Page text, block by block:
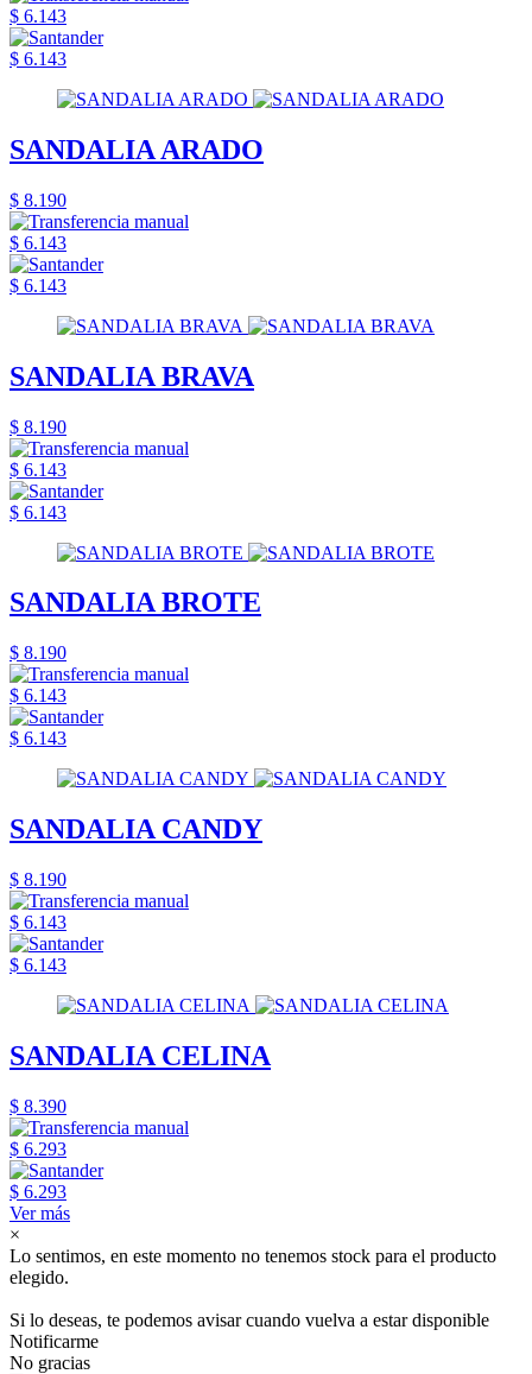
$ 6.143
$ 6.143
SANDALIA ARADO
$ 8.190
$ 6.143
$ 6.143
SANDALIA BRAVA
$ 8.190
$ 6.143
$ 6.143
SANDALIA BROTE
$ 8.190
$ 6.143
$ 6.143
SANDALIA CANDY
$ 8.190
$ 6.143
$ 6.143
SANDALIA CELINA
$ 8.390
$ 6.293
$ 6.293
Ver más
×
Lo sentimos, en este momento no tenemos stock para el producto
elegido.
Si lo deseas, te podemos avisar cuando vuelva a estar disponible
Notificarme
No gracias